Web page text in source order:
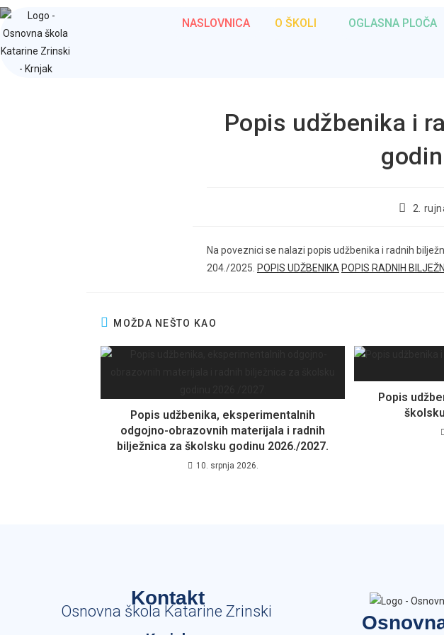
NASLOVNICA O ŠKOLI OGLASNA PLOČA
Popis udžbenika i
2.
Na poveznici se nalazi popis udžbenika i radnih
204./2025. POPIS UDŽBENIKA POPIS RADNIH
MOŽDA NEŠTO KAO
Popis udžbenika, eksperimentalnih
odgojno-obrazovnih materijala i radnih
bilježnica za školsku godinu 2026./2027.
10. srpnja 2026.
Popis
Kontakt
Osnovna škola Katarine Zrinski